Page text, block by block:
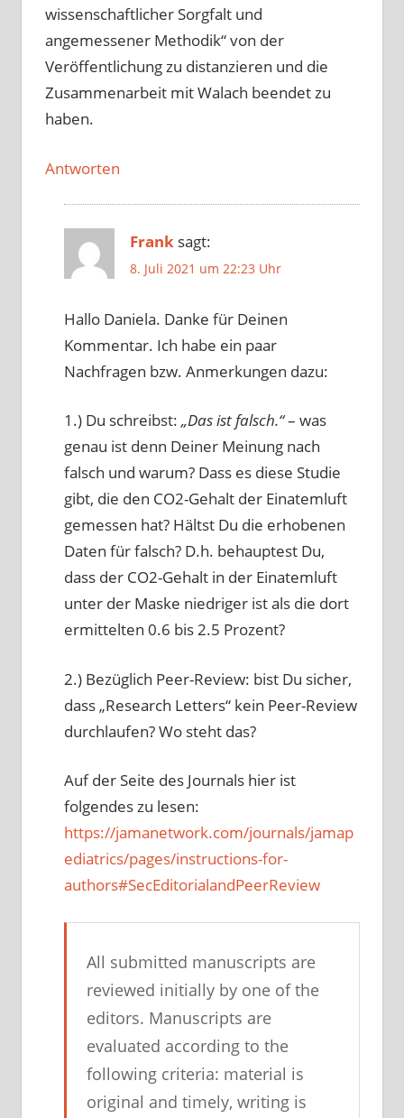
wissenschaftlicher Sorgfalt und
angemessener Methodik“ von der
Veröffentlichung zu distanzieren und die
Zusammenarbeit mit Walach beendet zu
haben.
Antworten
Frank sagt:
8. Juli 2021 um 22:23 Uhr
Hallo Daniela. Danke für Deinen
Kommentar. Ich habe ein paar
Nachfragen bzw. Anmerkungen dazu:
1.) Du schreibst: „Das ist falsch.“– was
genau ist denn Deiner Meinung nach
falsch und warum? Dass es diese Studie
gibt, die den CO2-Gehalt der Einatemluft
gemessen hat? Hältst Du die erhobenen
Daten für falsch? D.h. behauptest Du,
dass der CO2-Gehalt in der Einatemluft
unter der Maske niedriger ist als die dort
ermittelten 0.6 bis 2.5 Prozent?
2.) Bezüglich Peer-Review: bist Du sicher,
dass „Research Letters“ kein Peer-Review
durchlaufen? Wo steht das?
Auf der Seite des Journals hier ist
folgendes zu lesen:
https://jamanetwork.com/journals/jamap
ediatrics/pages/instructions-for-
authors#SecEditorialandPeerReview
All submitted manuscripts are
reviewed initially by one of the
editors. Manuscripts are
evaluated according to the
following criteria: material is
original and timely, writing is